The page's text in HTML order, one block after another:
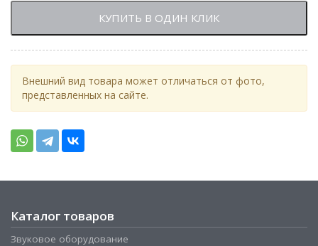
КУПИТЬ В ОДИН КЛИК
Внешний вид товара может отличаться от фото,
представленных на сайте.
Каталог товаров
Звуковое оборудование